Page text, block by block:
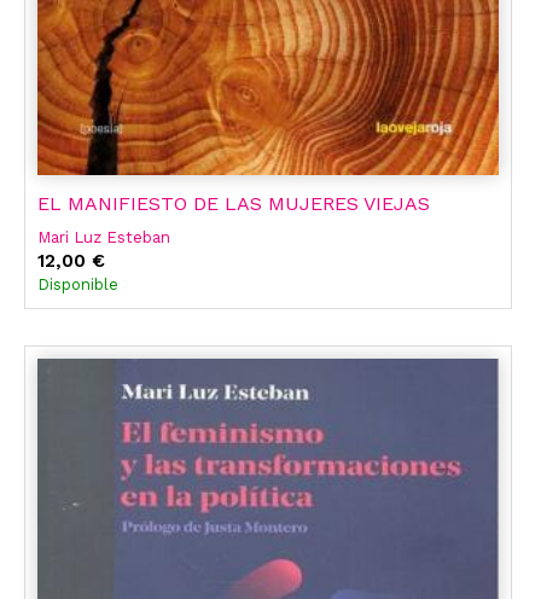
EL MANIFIESTO DE LAS MUJERES VIEJAS
Mari Luz Esteban
12,00 €
Disponible